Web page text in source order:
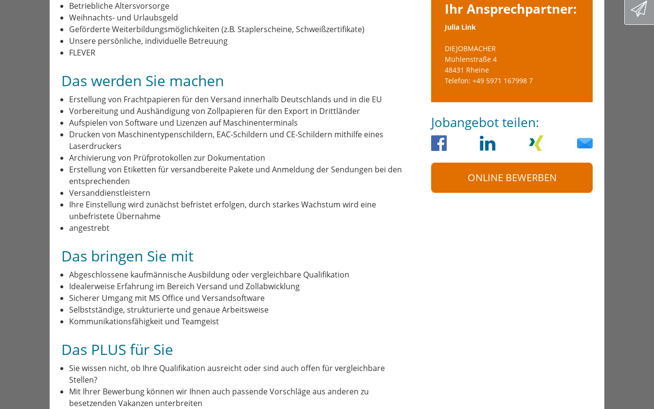
Betriebliche Altersvorsorge
Weihnachts- und Urlaubsgeld
Geförderte Weiterbildungsmöglichkeiten (z.B. Staplerscheine, Schweißzertifikate)
Unsere persönliche, individuelle Betreuung
FLEVER
Das werden Sie machen
Erstellung von Frachtpapieren für den Versand innerhalb Deutschlands und in die EU
Vorbereitung und Aushändigung von Zollpapieren für den Export in Drittländer
Aufspielen von Software und Lizenzen auf Maschinenterminals
Drucken von Maschinentypenschildern, EAC-Schildern und CE-Schildern mithilfe eines
Laserdruckers
Archivierung von Prüfprotokollen zur Dokumentation
Erstellung von Etiketten für versandbereite Pakete und Anmeldung der Sendungen bei den
entsprechenden
Versanddienstleistern
Ihre Einstellung wird zunächst befristet erfolgen, durch starkes Wachstum wird eine
unbefristete Übernahme
angestrebt
Das bringen Sie mit
Abgeschlossene kaufmännische Ausbildung oder vergleichbare Qualifikation
Idealerweise Erfahrung im Bereich Versand und Zollabwicklung
Sicherer Umgang mit MS Office und Versandsoftware
Selbstständige, strukturierte und genaue Arbeitsweise
Kommunikationsfähigkeit und Teamgeist
Das PLUS für Sie
Sie wissen nicht, ob Ihre Qualifikation ausreicht oder sind auch offen für vergleichbare
Stellen?
Mit Ihrer Bewerbung können wir Ihnen auch passende Vorschläge aus anderen zu
besetzenden Vakanzen unterbreiten
Ihr Ansprechpartner:
Julia Link
DIEJOBMACHER
Mühlenstraße 4
48431 Rheine
Telefon: +49 5971 167998 7
Jobangebot teilen:
ONLINE BEWERBEN